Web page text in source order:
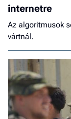
internetre
Az algoritmusok
vártnál.